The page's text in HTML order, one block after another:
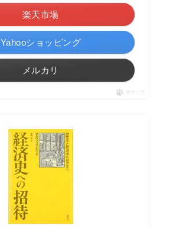
楽天市場
Yahooショッピング
メルカリ
ポチップ